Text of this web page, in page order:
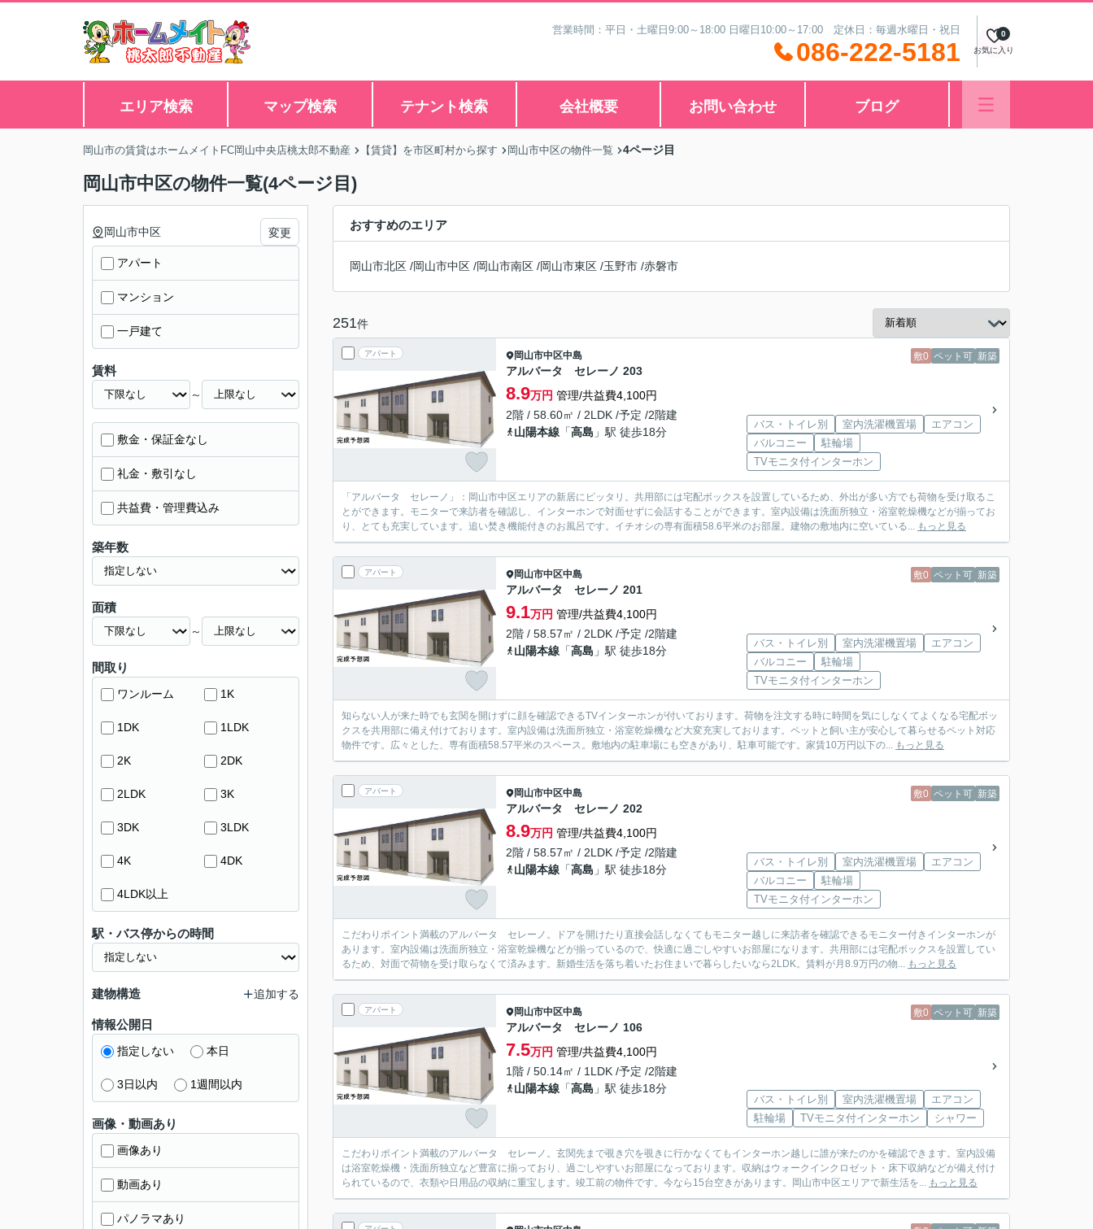
営業時間：平日・土曜日9:00～18:00 日曜日10:00～17:00 定休日：毎週水曜日・祝日
086-222-5181 お気に入り
0
エリア検索 マップ検索 テナント検索 会社概要 お問い合わせ ブログ
岡山市の賃貸はホームメイトFC岡山中央店桃太郎不動産 【賃貸】を市区町村から探す 岡山市中区の物件一覧 4ページ目
岡山市中区の物件一覧(4ページ目)
おすすめのエリア
岡山市北区 /岡山市中区 /岡山市南区 /岡山市東区 /玉野市 /赤磐市
251件
アパート 敷0 ペット可 新築
岡山市中区中島
アルバータ セレーノ 203
8.9万円 管理/共益費4,100円
2階 / 58.60㎡ / 2LDK /予定 /2階建
山陽本線 「高島 」駅 徒歩18分
バス・トイレ別 室内洗濯機置場
エアコン
バルコニー
駐輪場
TVモニタ付インターホン
「アルバータ セレーノ」：岡山市中区エリアの新居にピッタリ。共用部には宅配ボックスを設置しているため、外出が多い方でも荷物を受け取るこ
とができます。モニターで来訪者を確認し、インターホンで対面せずに会話することができます。室内設備は洗面所独立・浴室乾燥機などが揃ってお
り、とても充実しています。追い焚き機能付きのお風呂です。イチオシの専有面積58.6平米のお部屋。建物の敷地内に空いている... もっと見る
アパート 敷0 ペット可 新築
岡山市中区中島
アルバータ セレーノ 201
9.1万円 管理/共益費4,100円
2階 / 58.57㎡ / 2LDK /予定 /2階建
山陽本線 「高島 」駅 徒歩18分
バス・トイレ別 室内洗濯機置場
エアコン
バルコニー
駐輪場
TVモニタ付インターホン
知らない人が来た時でも玄関を開けずに顔を確認できるTVインターホンが付いております。荷物を注文する時に時間を気にしなくてよくなる宅配ボッ
クスを共用部に備え付けております。室内設備は洗面所独立・浴室乾燥機など大変充実しております。ペットと飼い主が安心して暮らせるペット対応
物件です。広々とした、専有面積58.57平米のスペース。敷地内の駐車場にも空きがあり、駐車可能です。家賃10万円以下の... もっと見る
アパート 敷0 ペット可 新築
岡山市中区中島
アルバータ セレーノ 202
8.9万円 管理/共益費4,100円
2階 / 58.57㎡ / 2LDK /予定 /2階建
山陽本線 「高島 」駅 徒歩18分
バス・トイレ別 室内洗濯機置場
エアコン
バルコニー
駐輪場
TVモニタ付インターホン
こだわりポイント満載のアルバータ セレーノ。ドアを開けたり直接会話しなくてもモニター越しに来訪者を確認できるモニター付きインターホンが
あります。室内設備は洗面所独立・浴室乾燥機などが揃っているので、快適に過ごしやすいお部屋になります。共用部には宅配ボックスを設置してい
るため、対面で荷物を受け取らなくて済みます。新婚生活を落ち着いたお住まいで暮らしたいなら2LDK。賃料が月8.9万円の物... もっと見る
アパート 敷0 ペット可 新築
岡山市中区中島
アルバータ セレーノ 106
7.5万円 管理/共益費4,100円
1階 / 50.14㎡ / 1LDK /予定 /2階建
山陽本線 「高島 」駅 徒歩18分
バス・トイレ別 室内洗濯機置場
エアコン
駐輪場
TVモニタ付インターホン シャワー
こだわりポイント満載のアルバータ セレーノ。玄関先まで覗き穴を覗きに行かなくてもインターホン越しに誰が来たのかを確認できます。室内設備
は浴室乾燥機・洗面所独立など豊富に揃っており、過ごしやすいお部屋になっております。収納はウォークインクロゼット・床下収納などが備え付け
られているので、衣類や日用品の収納に重宝します。竣工前の物件です。今なら15台空きがあります。岡山市中区エリアで新生活を... もっと見る
岡山市中区 変更
アパート
マンション
一戸建て
賃料
～
敷金・保証金なし
礼金・敷引なし
共益費・管理費込み
築年数
面積
～
間取り
ワンルーム 1K
1DK 1LDK
2K 2DK
2LDK 3K
3DK 3LDK
4K 4DK
4LDK以上
駅・バス停からの時間
建物構造 追加する
情報公開日
指定しない 本日
3日以内 1週間以内
画像・動画あり
画像あり
動画あり
パノラマあり